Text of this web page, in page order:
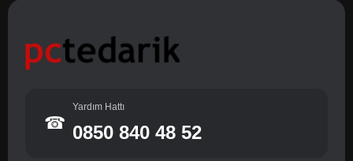
☎
Yardım Hattı
0850 840 48 52